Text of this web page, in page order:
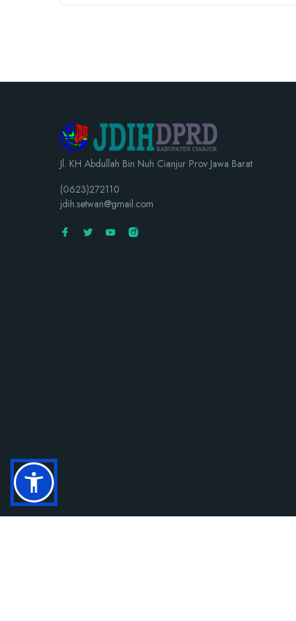
Jl. KH Abdullah Bin Nuh Cianjur Prov Jawa Barat
(0623)272110
jdih.setwan@gmail.com